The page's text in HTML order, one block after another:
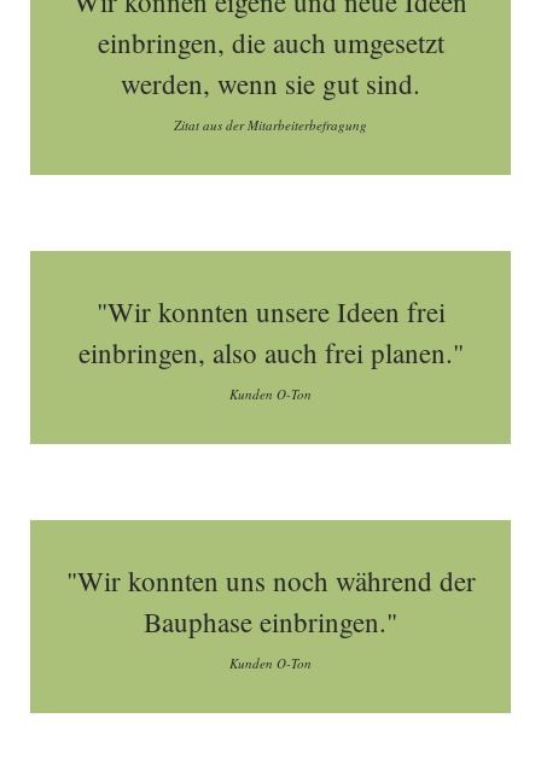
einbringen, die auch umgesetzt
werden, wenn sie gut sind.
Zitat aus der Mitarbeiterbefragung
"Wir konnten unsere Ideen frei
einbringen, also auch frei planen."
Kunden O-Ton
"Wir konnten uns noch während der
Bauphase einbringen."
Kunden O-Ton